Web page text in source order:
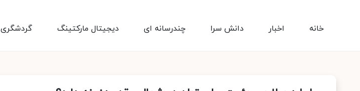
گردشگری دیجیتال مارکتینگ چندرسانه ای دانش سرا اخبار خانه